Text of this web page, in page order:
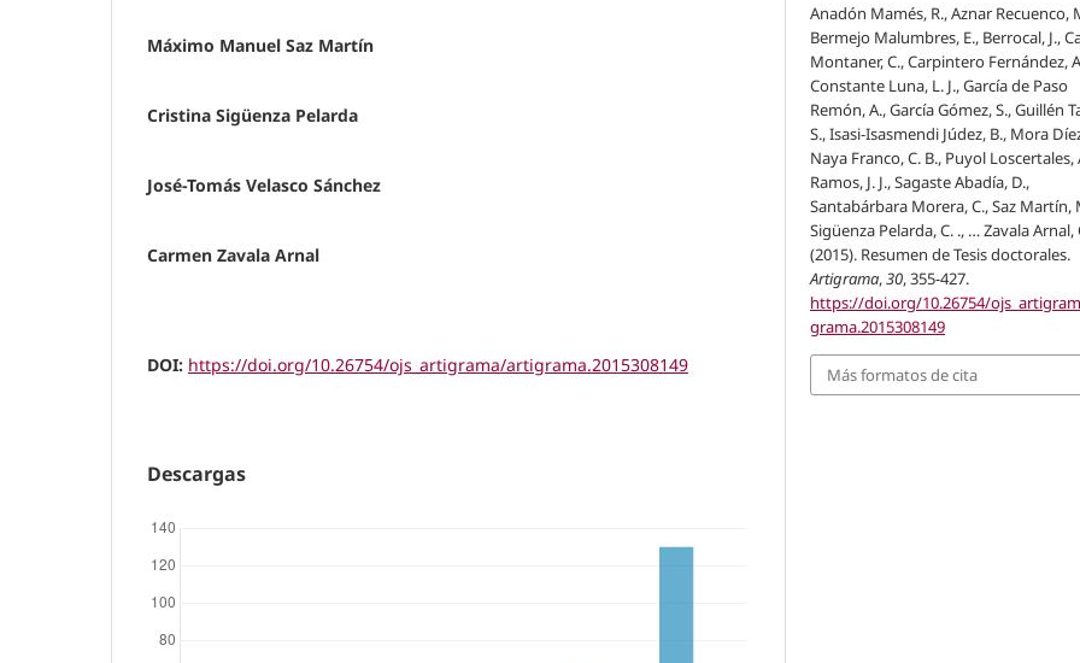
Máximo Manuel Saz Martín
Cristina Sigüenza Pelarda
José-Tomás Velasco Sánchez
Carmen Zavala Arnal
DOI: https://doi.org/10.26754/ojs_artigrama/artigrama.2015308149
Descargas
Anadón Mamés, R., Aznar Recuenco,
Bermejo Malumbres, E., Berrocal, J.,
Montaner, C., Carpintero Fernández,
Constante Luna, L. J., García de Paso
Remón, A., García Gómez, S., Guillén
S., Isasi-Isasmendi Júdez, B., Mora
Naya Franco, C. B., Puyol Loscertales,
Ramos, J. J., Sagaste Abadía, D.,
Santabárbara Morera, C., Saz Martín,
Sigüenza Pelarda, C. ., … Zavala Arnal,
(2015). Resumen de Tesis doctorales.
Artigrama,30, 355-427.
https://doi.org/10.26754/
grama.2015308149
Más formatos de cita